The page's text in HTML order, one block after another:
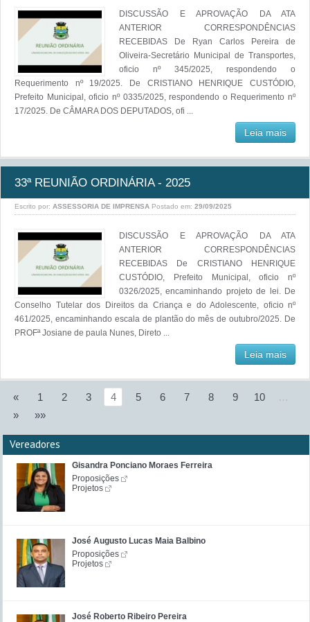
DISCUSSÃO E APROVAÇÃO DA ATA
ANTERIOR CORRESPONDÊNCIAS
RECEBIDAS De Ryan Carlos Pereira de
Oliveira-Secretário Municipal de Transportes,
oficio nº 345/2025, respondendo o
Requerimento nº 19/2025. De CRISTIANO HENRIQUE CUSTÓDIO,
Prefeito Municipal, oficio nº 0335/2025, respondendo o Requerimento nº
17/2025. De CÂMARA DOS DEPUTADOS, ofi ...
Leia mais
33ª REUNIÃO ORDINÁRIA - 2025
Escrito por: ASSESSORIA DE IMPRENSA Postado em: 29/09/2025
DISCUSSÃO E APROVAÇÃO DA ATA
ANTERIOR CORRESPONDÊNCIAS
RECEBIDAS De CRISTIANO HENRIQUE
CUSTÓDIO, Prefeito Municipal, oficio nº
0326/2025, encaminhando projeto de lei. De
Conselho Tutelar dos Direitos da Criança e do Adolescente, oficio nº
461/2025, encaminhando escala de plantão do mês de outubro/2025. De
PROFª Josiane de paula Nunes, Direto ...
Leia mais
« 1 2 3 4 5 6 7 8 9 10
…
»
»»
Vereadores
Gisandra Ponciano Moraes Ferreira
Proposições
Projetos
José Augusto Lucas Maia Balbino
Proposições
Projetos
José Roberto Ribeiro Pereira